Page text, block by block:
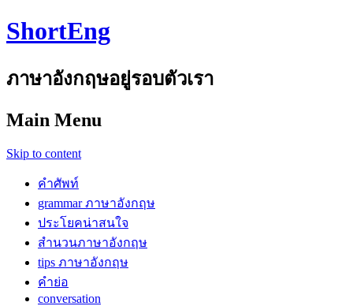
ShortEng
ภาษาอังกฤษอยู่รอบตัวเรา
Main Menu
Skip to content
คำศัพท์
grammar ภาษาอังกฤษ
ประโยคน่าสนใจ
สำนวนภาษาอังกฤษ
tips ภาษาอังกฤษ
คำย่อ
conversation